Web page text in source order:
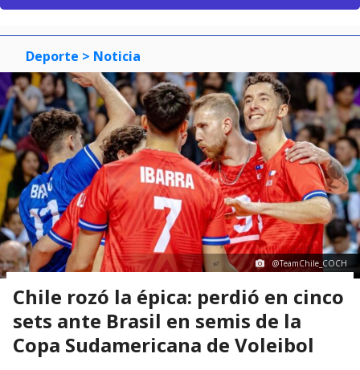
Deporte > Noticia
@TeamChile_COCH
Chile rozó la épica: perdió en cinco
sets ante Brasil en semis de la
Copa Sudamericana de Voleibol